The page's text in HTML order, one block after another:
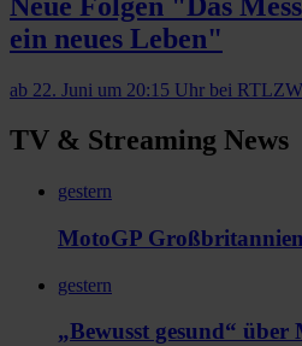
ein neues Leben"
ab 22. Juni um 20:15 Uhr bei
TV & Streaming News
gestern
MotoGP
gestern
„Bewusst gesund“